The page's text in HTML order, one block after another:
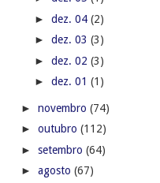
► dez. 04 (2)
► dez. 03 (3)
► dez. 02 (3)
► dez. 01 (1)
► novembro (74)
► outubro (112)
► setembro (64)
► agosto (67)